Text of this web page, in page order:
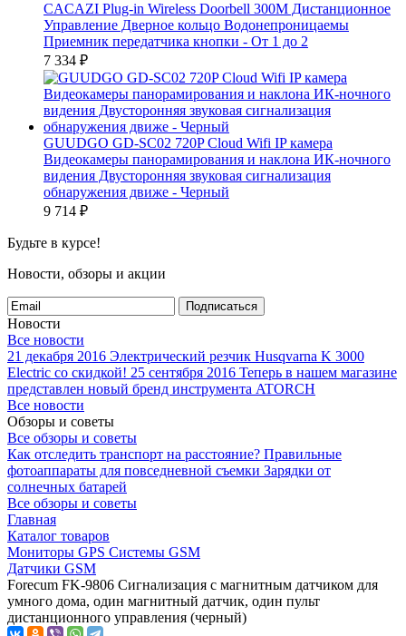
CACAZI Plug-in Wireless Doorbell 300M Дистанционное
Управление Дверное кольцо Водонепроницаемы
Приемник передатчика кнопки - От 1 до 2
7 334 ₽
GUUDGO GD-SC02 720P Cloud Wifi IP камера
Видеокамеры панорамирования и наклона ИК-ночного
видения Двусторонняя звуковая сигнализация
обнаружения движе - Черный
9 714 ₽
Будьте в курсе!
Новости, обзоры и акции
Подписаться
Новости
Все новости
21 декабря 2016 Электрический резчик Husqvarna K 3000
Electric со скидкой! 25 сентября 2016 Теперь в нашем магазине
представлен новый бренд инструмента ATORCH
Все новости
Обзоры и советы
Все обзоры и советы
Как отследить транспорт на расстояние? Правильные
фотоаппараты для повседневной съемки Зарядки от
солнечных батарей
Все обзоры и советы
Главная
Каталог товаров
Мониторы GPS Системы GSM
Датчики GSM
Forecum FK-9806 Сигнализация с магнитным датчиком для
умного дома, один магнитный датчик, один пульт
дистанционного управления (черный)